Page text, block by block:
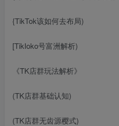
{TikTok该如何去布局)
[TikIoko号富洲解析)
《TK店群玩法解析》
(TK店群基础认知)
(TK店群无齿源樱式)